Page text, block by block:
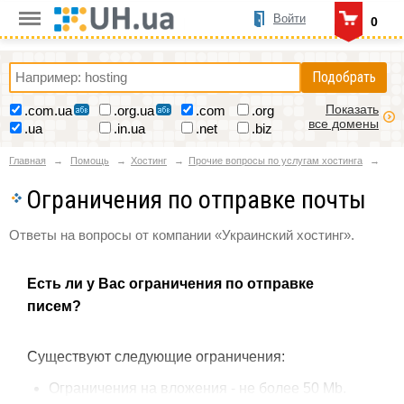
0
Войти
Подобрать
.com.ua .org.ua .com
.org
.ua
.in.ua .net .biz
Показать
все домены
Главная Помощь Хостинг Прочие вопросы по услугам хостинга
Ограничения по отправке почты
Ответы на вопросы от компании «Украинский хостинг».
Есть ли у Вас ограничения по отправке
писем?
Существуют следующие ограничения:
Ограничения на вложения - не более 50 Mb.